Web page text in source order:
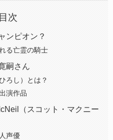
目次
ンピオン？
る亡霊の騎士
嗣さん
ろし）とは？
演作品
（スコット・マクニー
声優